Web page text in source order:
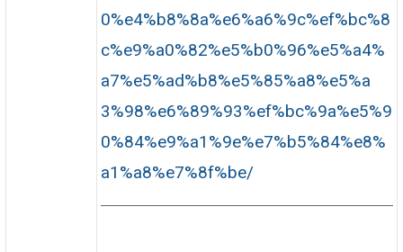
0%e4%b8%8a%e6%a6%9c%ef%bc%8
c%e9%a0%82%e5%b0%96%e5%a4%
a7%e5%ad%b8%e5%85%a8%e5%a
3%98%e6%89%93%ef%bc%9a%e5%9
0%84%e9%a1%9e%e7%b5%84%e8%
a1%a8%e7%8f%be/